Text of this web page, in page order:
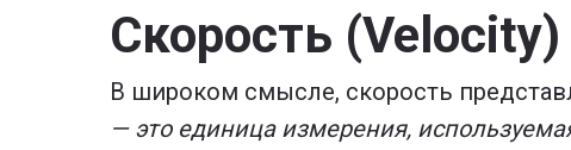
Скорость (Velocity)
В широком смысле, скорость
— это единица измерения,